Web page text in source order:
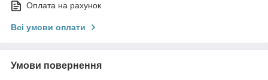
Оплата на рахунок
Всі умови оплати
Умови повернення